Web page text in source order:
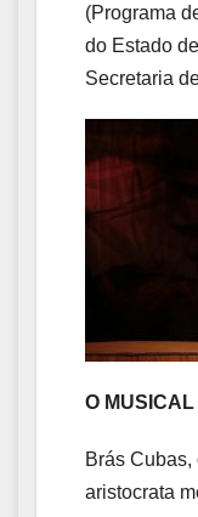
(Programa
do Estado
Secretaria
O MUSICAL
Brás Cubas,
aristocrata